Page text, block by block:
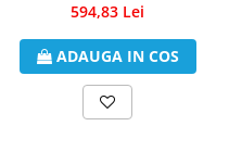
594,83 Lei
ADAUGA IN COS